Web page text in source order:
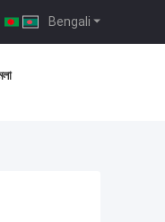
Bengali